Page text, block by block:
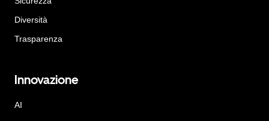
Diversità
Trasparenza
Innovazione
AI